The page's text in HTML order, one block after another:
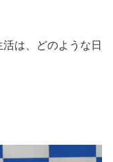
は、どのような日